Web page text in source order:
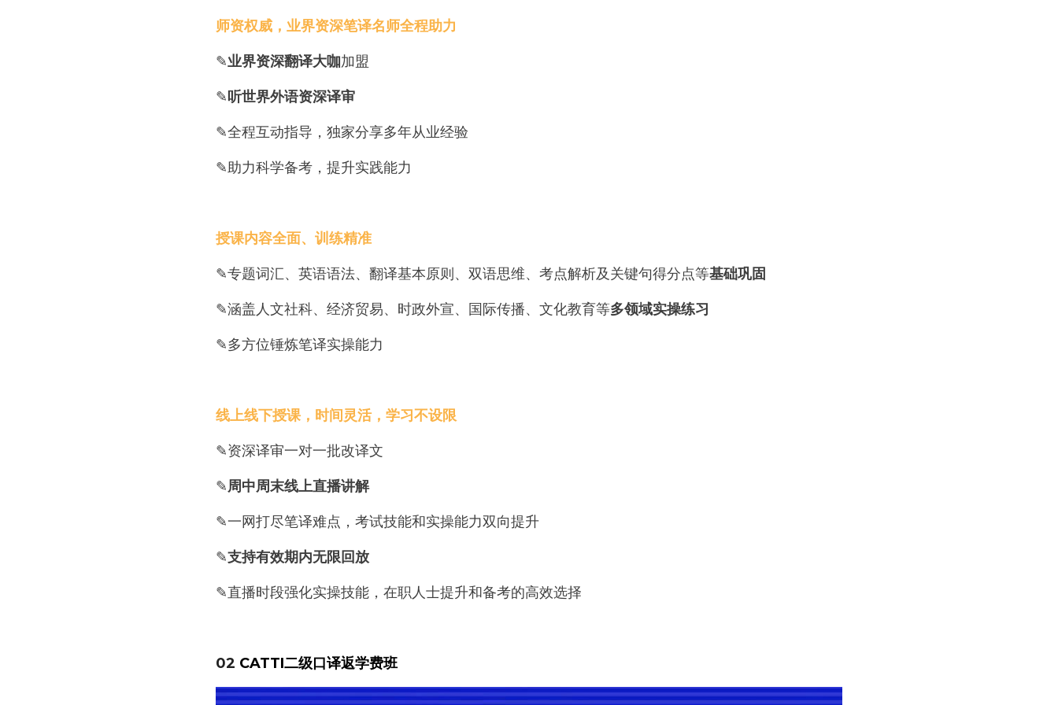
师资权威，业界资深笔译名师全程助力
✎业界资深翻译大咖加盟
✎听世界外语资深译审
✎全程互动指导，独家分享多年从业经验
✎助力科学备考，提升实践能力
授课内容全面、训练精准
✎专题词汇、英语语法、翻译基本原则、双语思维、考点解析及关键句得分点等基础巩固
✎涵盖人文社科、经济贸易、时政外宣、国际传播、文化教育等多领域实操练习
✎多方位锤炼笔译实操能力
线上线下授课，时间灵活，学习不设限
✎资深译审一对一批改译文
✎周中周末线上直播讲解
✎一网打尽笔译难点，考试技能和实操能力双向提升
✎支持有效期内无限回放
✎直播时段强化实操技能，在职人士提升和备考的高效选择
02 CATTI二级口译返学费班